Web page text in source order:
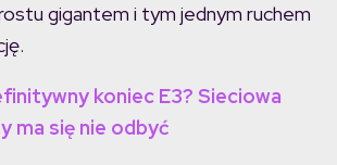
gigantem i tym jednym ruchem
koniec E3? Sieciowa
ma się nie odbyć